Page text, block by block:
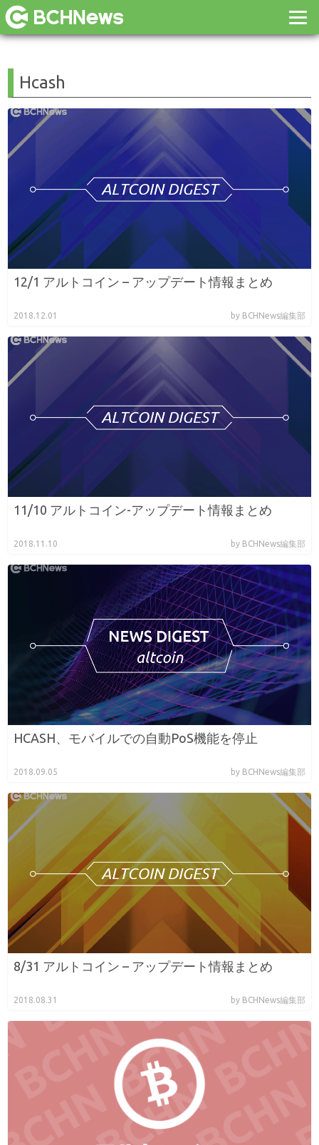
Hcash
12/1 アルトコイン – アップデート情報まとめ
2018.12.01 by BCHNews編集部
11/10 アルトコイン-アップデート情報まとめ
2018.11.10 by BCHNews編集部
HCASH、モバイルでの自動PoS機能を停止
2018.09.05 by BCHNews編集部
8/31 アルトコイン – アップデート情報まとめ
2018.08.31 by BCHNews編集部